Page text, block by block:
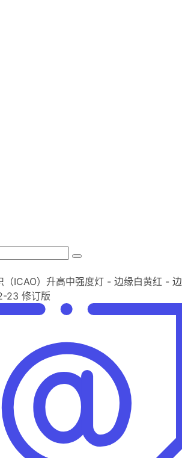
（ICAO）升高中强度灯 - 边缘白黄红 - 边
23 修订版